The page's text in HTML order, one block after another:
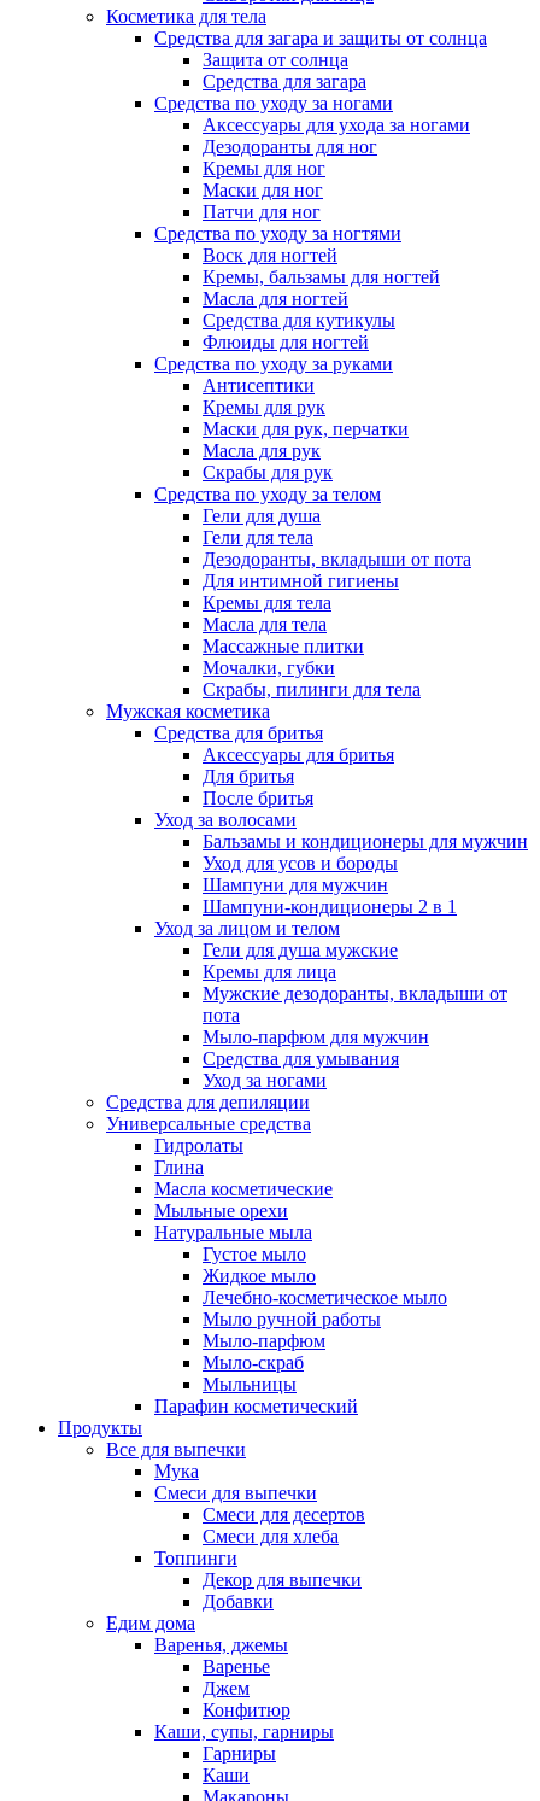
Косметика для тела
Средства для загара и защиты от солнца
Защита от солнца
Средства для загара
Средства по уходу за ногами
Аксессуары для ухода за ногами
Дезодоранты для ног
Кремы для ног
Маски для ног
Патчи для ног
Средства по уходу за ногтями
Воск для ногтей
Кремы, бальзамы для ногтей
Масла для ногтей
Средства для кутикулы
Флюиды для ногтей
Средства по уходу за руками
Антисептики
Кремы для рук
Маски для рук, перчатки
Масла для рук
Скрабы для рук
Средства по уходу за телом
Гели для душа
Гели для тела
Дезодоранты, вкладыши от пота
Для интимной гигиены
Кремы для тела
Масла для тела
Массажные плитки
Мочалки, губки
Скрабы, пилинги для тела
Мужская косметика
Средства для бритья
Аксессуары для бритья
Для бритья
После бритья
Уход за волосами
Бальзамы и кондиционеры для мужчин
Уход для усов и бороды
Шампуни для мужчин
Шампуни-кондиционеры 2 в 1
Уход за лицом и телом
Гели для душа мужские
Кремы для лица
Мужские дезодоранты, вкладыши от
пота
Мыло-парфюм для мужчин
Средства для умывания
Уход за ногами
Средства для депиляции
Универсальные средства
Гидролаты
Глина
Масла косметические
Мыльные орехи
Натуральные мыла
Густое мыло
Жидкое мыло
Лечебно-косметическое мыло
Мыло ручной работы
Мыло-парфюм
Мыло-скраб
Мыльницы
Парафин косметический
Продукты
Все для выпечки
Мука
Смеси для выпечки
Смеси для десертов
Смеси для хлеба
Топпинги
Декор для выпечки
Добавки
Едим дома
Варенья, джемы
Варенье
Джем
Конфитюр
Каши, супы, гарниры
Гарниры
Каши
Макароны